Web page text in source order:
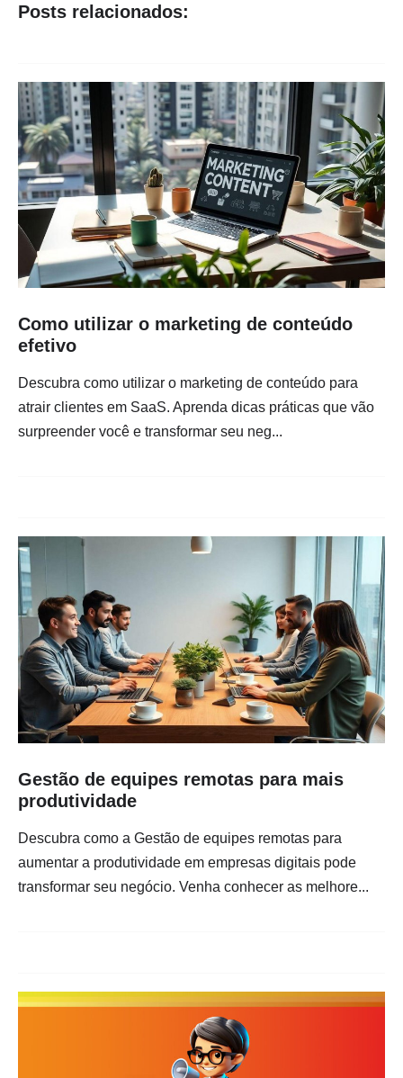
Posts relacionados:
Como utilizar o marketing de conteúdo
efetivo
Descubra como utilizar o marketing de conteúdo para
atrair clientes em SaaS. Aprenda dicas práticas que vão
surpreender você e transformar seu neg...
Gestão de equipes remotas para mais
produtividade
Descubra como a Gestão de equipes remotas para
aumentar a produtividade em empresas digitais pode
transformar seu negócio. Venha conhecer as melhore...